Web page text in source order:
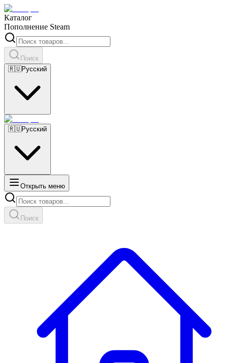
Каталог
Пополнение Steam
Поиск
🇷🇺Русский
🇷🇺Русский
Открыть меню
Поиск